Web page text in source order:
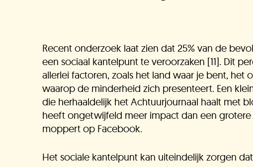
Recent onderzoek laat zien dat 25% van de
een sociaal kantelpunt te veroorzaken [11]. Dit
allerlei factoren, zoals het land waar je bent, het
waarop de minderheid zich presenteert. Een
die herhaaldelijk het Achtuurjournaal haalt met
heeft ongetwijfeld meer impact dan een
moppert op Facebook.
Het sociale kantelpunt kan uiteindelijk zorgen